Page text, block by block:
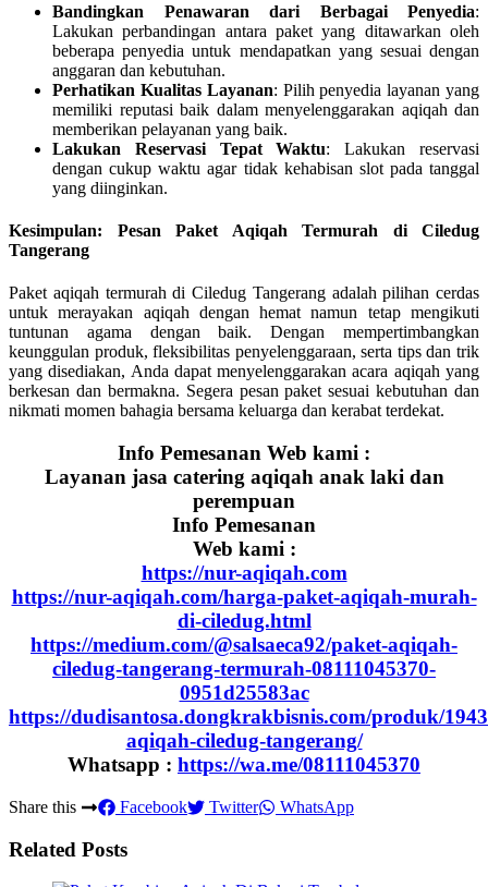
Bandingkan Penawaran dari Berbagai Penyedia:
Lakukan perbandingan antara paket yang ditawarkan oleh
beberapa penyedia untuk mendapatkan yang sesuai dengan
anggaran dan kebutuhan.
Perhatikan Kualitas Layanan: Pilih penyedia layanan yang
memiliki reputasi baik dalam menyelenggarakan aqiqah dan
memberikan pelayanan yang baik.
Lakukan Reservasi Tepat Waktu: Lakukan reservasi
dengan cukup waktu agar tidak kehabisan slot pada tanggal
yang diinginkan.
Kesimpulan: Pesan Paket Aqiqah Termurah di Ciledug
Tangerang
Paket aqiqah termurah di Ciledug Tangerang adalah pilihan cerdas
untuk merayakan aqiqah dengan hemat namun tetap mengikuti
tuntunan agama dengan baik. Dengan mempertimbangkan
keunggulan produk, fleksibilitas penyelenggaraan, serta tips dan trik
yang disediakan, Anda dapat menyelenggarakan acara aqiqah yang
berkesan dan bermakna. Segera pesan paket sesuai kebutuhan dan
nikmati momen bahagia bersama keluarga dan kerabat terdekat.
Info Pemesanan Web kami :
Layanan jasa catering aqiqah anak laki dan
perempuan
Info Pemesanan
Web kami :
https://nur-aqiqah.com
https://nur-aqiqah.com/harga-paket-aqiqah-murah-
di-ciledug.html
https://medium.com/@salsaeca92/paket-aqiqah-
ciledug-tangerang-termurah-08111045370-
0951d25583ac
https://dudisantosa.dongkrakbisnis.com/produk/
aqiqah-ciledug-tangerang/
Whatsapp : https://wa.me/08111045370
Share this Facebook Twitter WhatsApp
Related Posts